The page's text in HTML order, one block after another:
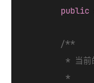
public
/**
* 当前
         *